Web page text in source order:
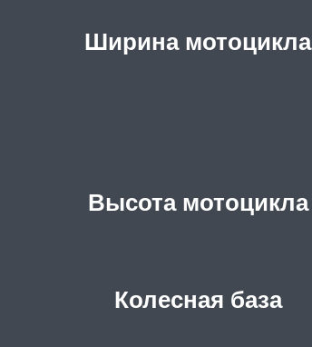
Ширина мотоцикла
Высота мотоцикла
Колесная база